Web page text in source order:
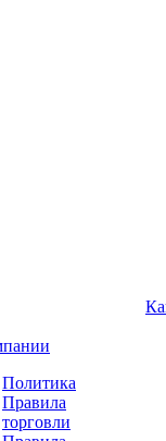
Политика
Правила
торговли